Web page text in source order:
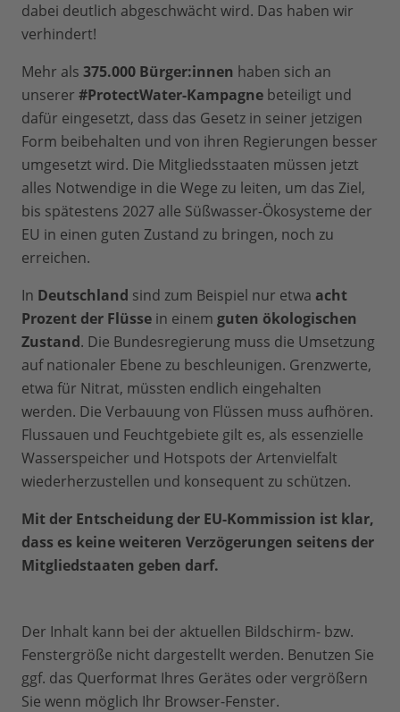
dabei deutlich abgeschwächt wird. Das haben wir
verhindert!
Mehr als 375.000 Bürger:innen haben sich an
unserer #ProtectWater-Kampagne beteiligt und
dafür eingesetzt, dass das Gesetz in seiner jetzigen
Form beibehalten und von ihren Regierungen besser
umgesetzt wird. Die Mitgliedsstaaten müssen jetzt
alles Notwendige in die Wege zu leiten, um das Ziel,
bis spätestens 2027 alle Süßwasser-Ökosysteme der
EU in einen guten Zustand zu bringen, noch zu
erreichen.
In Deutschland sind zum Beispiel nur etwa acht
Prozent der Flüsse in einem guten ökologischen
Zustand. Die Bundesregierung muss die Umsetzung
auf nationaler Ebene zu beschleunigen. Grenzwerte,
etwa für Nitrat, müssten endlich eingehalten
werden. Die Verbauung von Flüssen muss aufhören.
Flussauen und Feuchtgebiete gilt es, als essenzielle
Wasserspeicher und Hotspots der Artenvielfalt
wiederherzustellen und konsequent zu schützen.
Mit der Entscheidung der EU-Kommission ist klar,
dass es keine weiteren Verzögerungen seitens der
Mitgliedstaaten geben darf.
Der Inhalt kann bei der aktuellen Bildschirm- bzw.
Fenstergröße nicht dargestellt werden. Benutzen Sie
ggf. das Querformat Ihres Gerätes oder vergrößern
Sie wenn möglich Ihr Browser-Fenster.